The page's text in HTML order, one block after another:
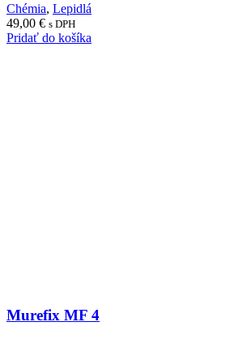
Chémia, Lepidlá
49,00 € s DPH
Pridať do košíka
Murefix MF 4